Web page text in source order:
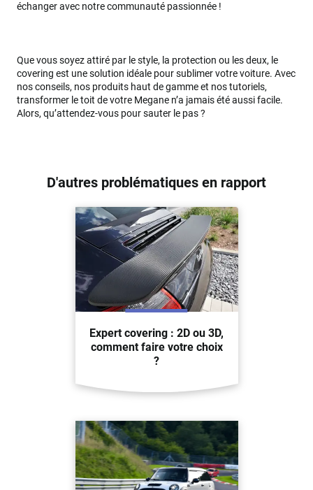
échanger avec notre communauté passionnée !
Que vous soyez attiré par le style, la protection ou les deux, le
covering est une solution idéale pour sublimer votre voiture. Avec
nos conseils, nos produits haut de gamme et nos tutoriels,
transformer le toit de votre Megane n’a jamais été aussi facile.
Alors, qu’attendez-vous pour sauter le pas ?
D'autres problématiques en rapport
Expert covering : 2D ou 3D,
comment faire votre choix
?